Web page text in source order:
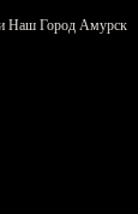
и Наш Город Амурск